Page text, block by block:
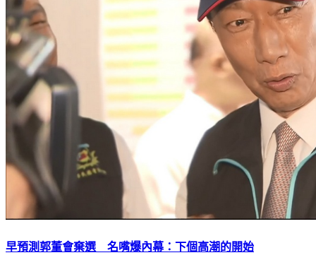
早預測郭董會棄選 名嘴爆內幕：下個高潮的開始